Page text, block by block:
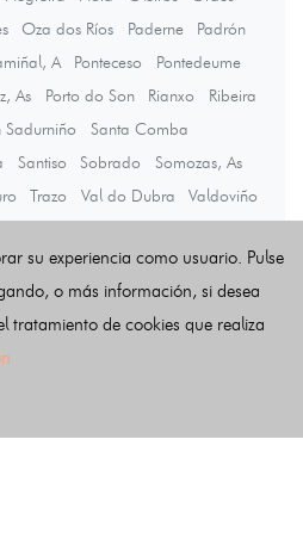
Oza dos Ríos Paderne
Padrón
A Ponteceso
Pontedeume
As
Porto do Son Rianxo
Ribeira
Sadurniño
Santa Comba
Santiso Sobrado
Somozas, As
Trazo Val do Dubra
Valdoviño
Últimas noticias
su experiencia como usuario. Pulse
o más información, si desea
tratamiento de cookies que realiza